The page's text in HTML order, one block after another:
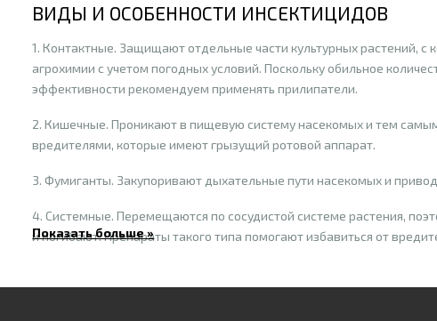
ВИДЫ И ОСОБЕННОСТИ ИНСЕКТИЦИДОВ
1. Контактные. Защищают отдельные части культурных растений,
агрохимии с учетом погодных условий. Поскольку обильное
эффективности рекомендуем применять прилипатели.
2. Кишечные. Проникают в пищевую систему насекомых и тем
вредителями, которые имеют грызущий ротовой аппарат.
3. Фумиганты. Закупоривают дыхательные пути насекомых и
4. Системные. Перемещаются по сосудистой системе растения,
и погибают. Препараты такого типа помогают избавиться от
1. На основе авермектина. Используются для борьбы с клещами,
Показать больше »